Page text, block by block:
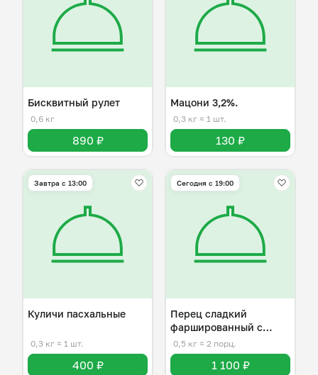
Бисквитный рулет
0,6 кг
890 ₽
Мацони 3,2%.
0,3 кг ≈ 1 шт.
130 ₽
Завтра c 13:00
Куличи пасхальные
0,3 кг ≈ 1 шт.
400 ₽
Сегодня с 19:00
Перец сладкий
фаршированный с
сыром
0,5 кг ≈ 2 порц.
1 100 ₽